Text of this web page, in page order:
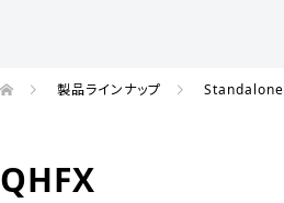
製品ラインナップ Standalone
QHFX